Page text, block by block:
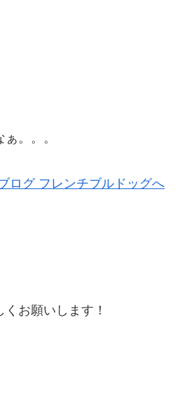
。。。
お願いします！